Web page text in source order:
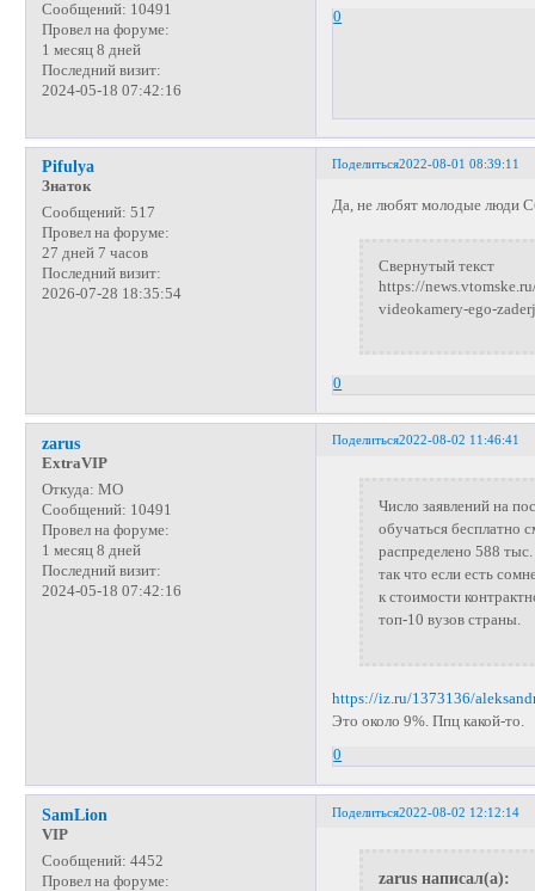
Сообщений: 10491
Провел на форуме:
1 месяц 8 дней
Последний визит:
2024-05-18 07:42:16
0
Поделиться2022-08-01 08:39:11
Pifulya
Знаток
Сообщений: 517
Провел на форуме:
27 дней 7 часов
Последний визит:
2026-07-28 18:35:54
Да, не любят молодые люди
Свернутый текст
https://
videokamery-ego-
0
Поделиться2022-08-02 11:46:41
zarus
ExtraVIP
Откуда: МО
Сообщений: 10491
Провел на форуме:
1 месяц 8 дней
Последний визит:
2024-05-18 07:42:16
Число заявлений на
обучаться бесплатно
распределено 588
так что если есть
к стоимости
топ-10 вузов страны.
https://iz.ru/1373136/
Это около 9%. Ппц какой-то.
0
Поделиться2022-08-02 12:12:14
SamLion
VIP
Сообщений: 4452
Провел на форуме:
zarus написал(а):